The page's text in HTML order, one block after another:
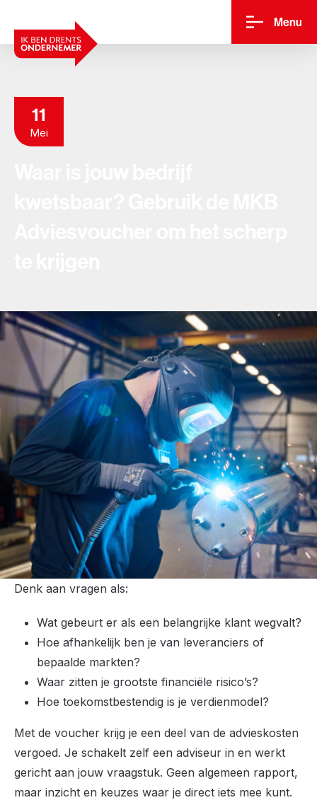
Menu
11
Mei
Veel ondernemers merken het: afhankelijk van een
paar grote klanten, gedoe in de keten, kosten die
blijven oplopen of te weinig grip op waar je risico
loopt. Toch wordt daar in de praktijk weinig gericht
naar gekeken.
De MKB Adviesvoucher van de provincie Drenthe is
recentelijk uitgebreid met het thema ‘economische
weerbaarheid’. Concreet betekent dat: je kunt met
subsidie een externe adviseur inschakelen die jouw
bedrijf doorlicht op kwetsbaarheden en meedenkt
over hoe je die verkleint.
Denk aan vragen als:
Wat gebeurt er als een belangrijke klant wegvalt?
Hoe afhankelijk ben je van leveranciers of
bepaalde markten?
Waar zitten je grootste financiële risico’s?
Hoe toekomstbestendig is je verdienmodel?
Met de voucher krijg je een deel van de advieskosten
vergoed. Je schakelt zelf een adviseur in en werkt
gericht aan jouw vraagstuk. Geen algemeen rapport,
maar inzicht en keuzes waar je direct iets mee kunt.